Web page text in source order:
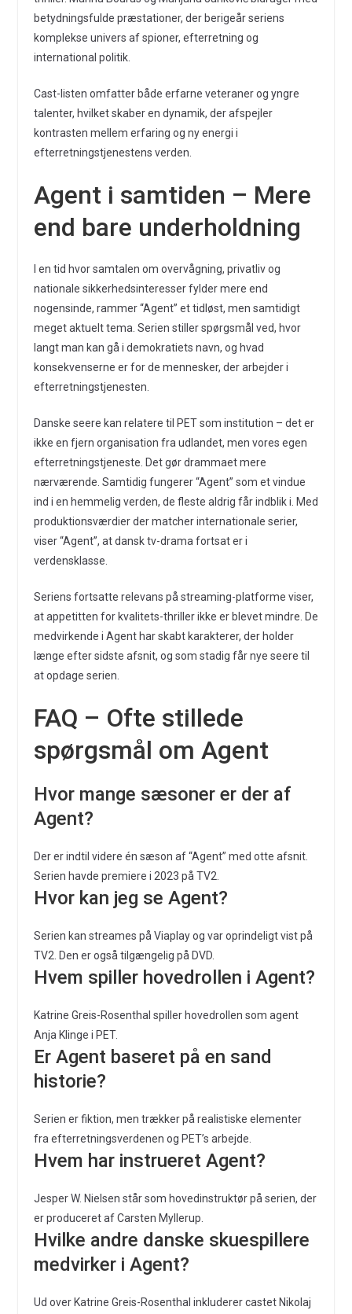
betydningsfulde præstationer, der berigeår seriens
komplekse univers af spioner, efterretning og
international politik.
Cast-listen omfatter både erfarne veteraner og yngre
talenter, hvilket skaber en dynamik, der afspejler
kontrasten mellem erfaring og ny energi i
efterretningstjenestens verden.
Agent i samtiden – Mere
end bare underholdning
I en tid hvor samtalen om overvågning, privatliv og
nationale sikkerhedsinteresser fylder mere end
nogensinde, rammer “Agent” et tidløst, men samtidigt
meget aktuelt tema. Serien stiller spørgsmål ved, hvor
langt man kan gå i demokratiets navn, og hvad
konsekvenserne er for de mennesker, der arbejder i
efterretningstjenesten.
Danske seere kan relatere til PET som institution – det er
ikke en fjern organisation fra udlandet, men vores egen
efterretningstjeneste. Det gør drammaet mere
nærværende. Samtidig fungerer “Agent” som et vindue
ind i en hemmelig verden, de fleste aldrig får indblik i. Med
produktionsværdier der matcher internationale serier,
viser “Agent”, at dansk tv-drama fortsat er i
verdensklasse.
Seriens fortsatte relevans på streaming-platforme viser,
at appetitten for kvalitets-thriller ikke er blevet mindre. De
medvirkende i Agent har skabt karakterer, der holder
længe efter sidste afsnit, og som stadig får nye seere til
at opdage serien.
FAQ – Ofte stillede
spørgsmål om Agent
Hvor mange sæsoner er der af
Agent?
Der er indtil videre én sæson af “Agent” med otte afsnit.
Serien havde premiere i 2023 på TV2.
Hvor kan jeg se Agent?
Serien kan streames på Viaplay og var oprindeligt vist på
TV2. Den er også tilgængelig på DVD.
Hvem spiller hovedrollen i Agent?
Katrine Greis-Rosenthal spiller hovedrollen som agent
Anja Klinge i PET.
Er Agent baseret på en sand
historie?
Serien er fiktion, men trækker på realistiske elementer
fra efterretningsverdenen og PET’s arbejde.
Hvem har instrueret Agent?
Jesper W. Nielsen står som hovedinstruktør på serien, der
er produceret af Carsten Myllerup.
Hvilke andre danske skuespillere
medvirker i Agent?
Ud over Katrine Greis-Rosenthal inkluderer castet Nikolaj